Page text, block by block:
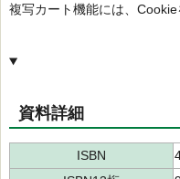
複写カート機能には、
資料詳細
ISBN